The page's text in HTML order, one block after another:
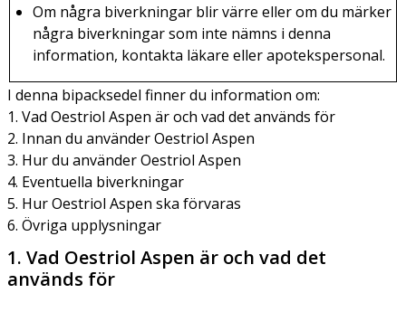
Om några biverkningar blir värre eller om du märker
några biverkningar som inte nämns i denna
information, kontakta läkare eller apotekspersonal.
I denna bipacksedel finner du information om:
1. Vad Oestriol Aspen är och vad det används för
2. Innan du använder Oestriol Aspen
3. Hur du använder Oestriol Aspen
4. Eventuella biverkningar
5. Hur Oestriol Aspen ska förvaras
6. Övriga upplysningar
1. Vad Oestriol Aspen är och vad det
används för